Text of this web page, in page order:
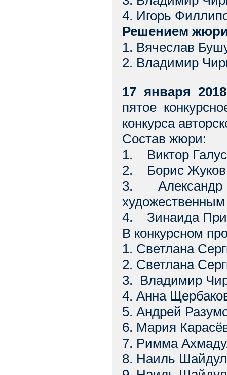
4. Игорь
Решением жюри
1. Вячеслав
2. Владимир
17 января
пятое
конкурса
Состав жюри:
1. Виктор
2. Борис
3. Александр
4. Зинаида
В конкурсном
1. Светлана
2. Светлана
3. Владимир
4. Анна
5. Андрей
6. Мария
7. Римма
8. Наиль